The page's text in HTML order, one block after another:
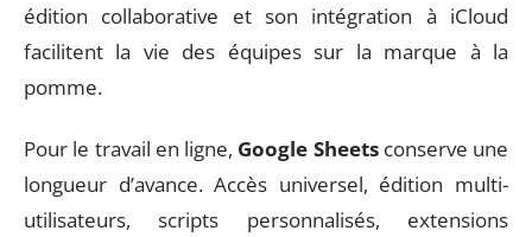
édition collaborative et son intégration à iCloud
facilitent la vie des équipes sur la marque à la
pomme.
Pour le travail en ligne, Google Sheetsconserve une
longueur d’avance. Accès universel, édition multi-
utilisateurs, scripts personnalisés, extensions